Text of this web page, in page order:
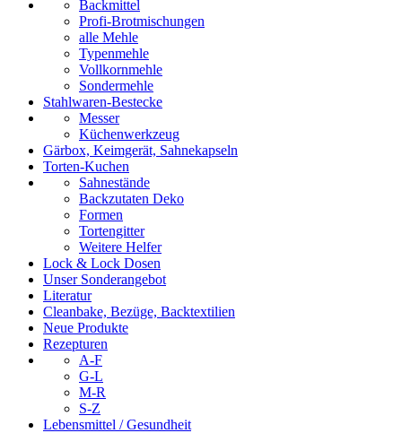
Backmittel
Profi-Brotmischungen
alle Mehle
Typenmehle
Vollkornmehle
Sondermehle
Stahlwaren-Bestecke
Messer
Küchenwerkzeug
Gärbox, Keimgerät, Sahnekapseln
Torten-Kuchen
Sahnestände
Backzutaten Deko
Formen
Tortengitter
Weitere Helfer
Lock & Lock Dosen
Unser Sonderangebot
Literatur
Cleanbake, Bezüge, Backtextilien
Neue Produkte
Rezepturen
A-F
G-L
M-R
S-Z
Lebensmittel / Gesundheit